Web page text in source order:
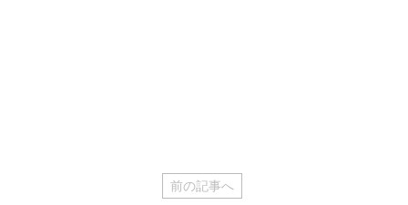
前の記事へ